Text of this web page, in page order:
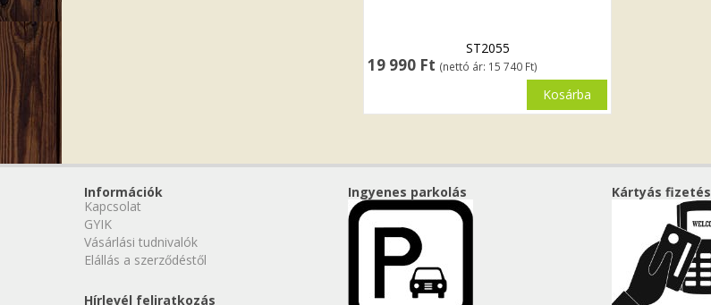
19 990 Ft (nettó ár: 15 740 Ft)
ST2055
Kosárba
Információk
Kapcsolat
GYIK
Vásárlási tudnivalók
Elállás a szerződéstől
Hírlevél feliratkozás
Ingyenes parkolás Kártyás fizetés